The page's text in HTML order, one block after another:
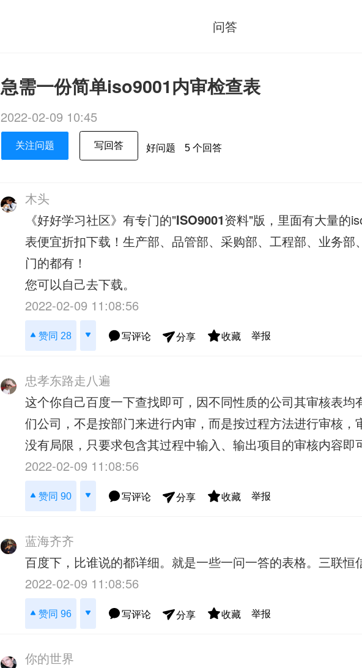
问答
急需一份简单iso9001内审检查表
2022-02-09 10:45
关注问题 写回答 好问题 5 个回答
木头
《好好学习社区》有专门的"ISO9001资料"版，里面有大量的
表便宜折扣下载！生产部、品管部、采购部、工程部、业务部
门的都有！
您可以自己去下载。
2022-02-09 11:08:56
赞同 28 写评论 分享 收藏 举报
忠孝东路走八遍
这个你自己百度一下查找即可，因不同性质的公司其审核表均
们公司，不是按部门来进行内审，而是按过程方法进行审核，
没有局限，只要求包含其过程中输入、输出项目的审核内容即
2022-02-09 11:08:56
赞同 90 写评论 分享 收藏 举报
蓝海齐齐
百度下，比谁说的都详细。就是一些一问一答的表格。三联恒
2022-02-09 11:08:56
赞同 96 写评论 分享 收藏 举报
你的世界